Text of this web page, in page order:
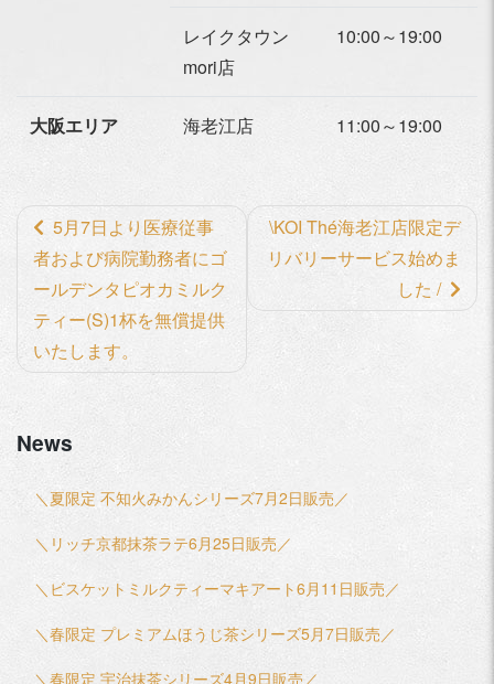
レイクタウン
mori店
10:00～19:00
大阪エリア 海老江店 11:00～19:00
前
後
の
記
事
の
リ
5月7日より医療従事
者および病院勤務者にゴ
ールデンタピオカミルク
ティー(S)1杯を無償提供
いたします。
\KOI Thé海老江店限定デ
リバリーサービス始めま
した /
News
＼夏限定 不知火みかんシリーズ7月2日販売／
＼リッチ京都抹茶ラテ6月25日販売／
＼ビスケットミルクティーマキアート6月11日販売／
＼春限定 プレミアムほうじ茶シリーズ5月7日販売／
＼春限定 宇治抹茶シリーズ4月9日販売／